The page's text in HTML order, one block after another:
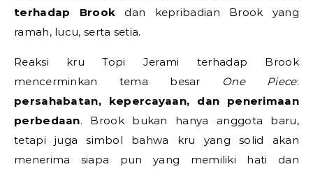
terhadap Brook dan kepribadian Brook yang
ramah, lucu, serta setia.
Reaksi kru Topi Jerami terhadap Brook
mencerminkan tema besar
One Piece:
persahabatan, kepercayaan, dan penerimaan
perbedaan. Brook bukan hanya anggota baru,
tetapi juga simbol bahwa kru yang solid akan
menerima siapa pun yang memiliki hati dan